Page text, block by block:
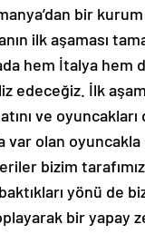
bir
ilk aşaması
hem İtalya hem
edeceğiz. İlk
ve
var olan
bizim
yönü de
bir yapay